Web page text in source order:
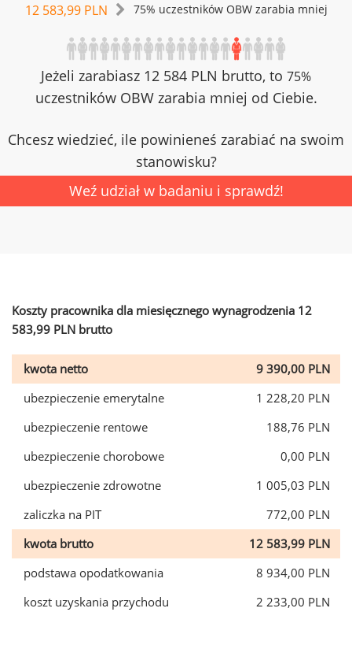
12 583,99 PLN 75% uczestników OBW zarabia mniej
Jeżeli zarabiasz 12 584 PLN brutto, to 75%
uczestników OBW zarabia mniej od Ciebie.
Chcesz wiedzieć, ile powinieneś zarabiać na swoim
stanowisku?
Weź udział w badaniu i sprawdź!
Koszty pracownika dla miesięcznego wynagrodzenia 12
583,99 PLN brutto
kwota netto
9 390,00 PLN
ubezpieczenie emerytalne
1 228,20 PLN
ubezpieczenie rentowe
188,76 PLN
ubezpieczenie chorobowe
0,00 PLN
ubezpieczenie zdrowotne
1 005,03 PLN
zaliczka na PIT
772,00 PLN
kwota brutto
12 583,99 PLN
podstawa opodatkowania
8 934,00 PLN
koszt uzyskania przychodu
2 233,00 PLN